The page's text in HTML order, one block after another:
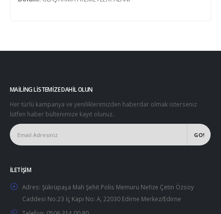
MAILING LISTEMIZE DAHIL OLUN
Her türlü kampanya ve yeniliklerimizden haberdar olmak isterseniz
lütfen haber bültenimize kayıt olunuz..
İLETIŞIM
Adres: Şükrüpaşa Mah Şehit Polis Memuru Nefize Çetin Özsoy
Caddesi No:23 İç Kapı No: A, 22030 Edirne Merkez/Edirne